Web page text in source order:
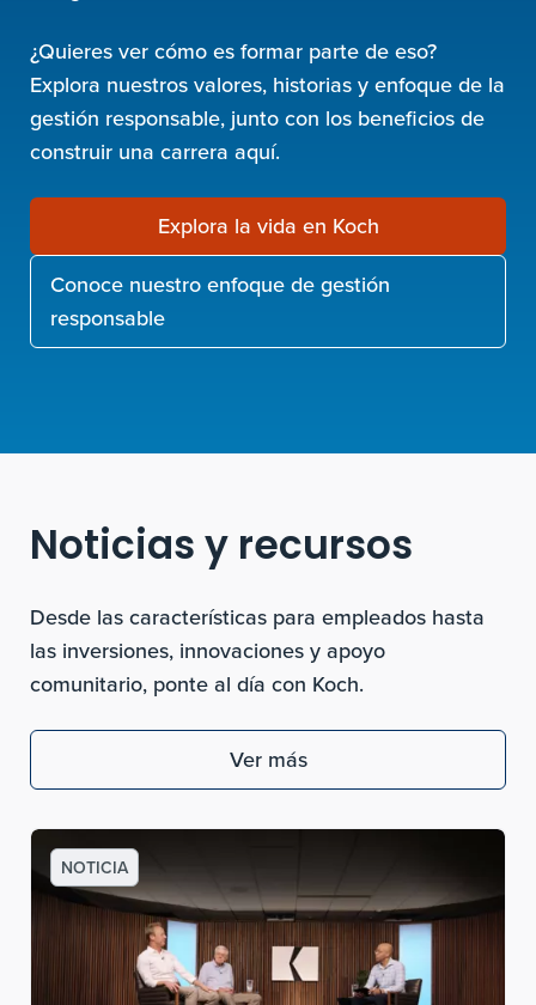
¿Quieres ver cómo es formar parte de eso?
Explora nuestros valores, historias y enfoque de la
gestión responsable, junto con los beneficios de
construir una carrera aquí.
Explora la vida en Koch
Conoce nuestro enfoque de gestión
responsable
Noticias y recursos
Desde las características para empleados hasta
las inversiones, innovaciones y apoyo
comunitario, ponte al día con Koch.
Ver más
NOTICIA